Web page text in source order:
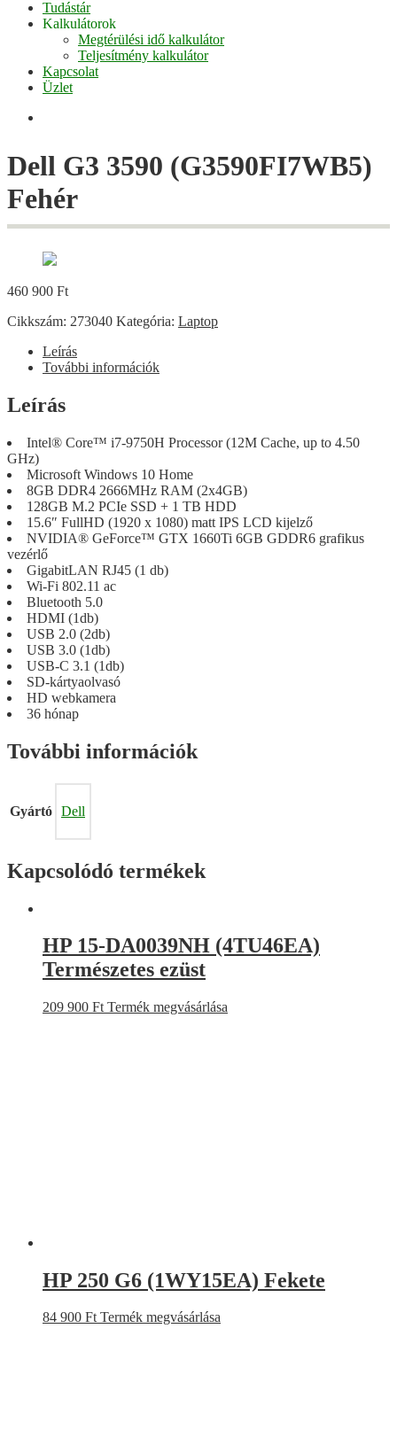
Tudástár
Kalkulátorok
Megtérülési idő kalkulátor
Teljesítmény kalkulátor
Kapcsolat
Üzlet
Dell G3 3590 (G3590FI7WB5)
Fehér
460 900 Ft
Cikkszám: 273040 Kategória: Laptop
Leírás
További információk
Leírás
Intel® Core™ i7-9750H Processor (12M Cache, up to 4.50
GHz)
Microsoft Windows 10 Home
8GB DDR4 2666MHz RAM (2x4GB)
128GB M.2 PCIe SSD + 1 TB HDD
15.6″ FullHD (1920 x 1080) matt IPS LCD kijelző
NVIDIA® GeForce™ GTX 1660Ti 6GB GDDR6 grafikus
vezérlő
GigabitLAN RJ45 (1 db)
Wi-Fi 802.11 ac
Bluetooth 5.0
HDMI (1db)
USB 2.0 (2db)
USB 3.0 (1db)
USB-C 3.1 (1db)
SD-kártyaolvasó
HD webkamera
36 hónap
További információk
Gyártó Dell
Kapcsolódó termékek
HP 15-DA0039NH (4TU46EA)
Természetes ezüst
209 900 Ft Termék megvásárlása
HP 250 G6 (1WY15EA) Fekete
84 900 Ft Termék megvásárlása